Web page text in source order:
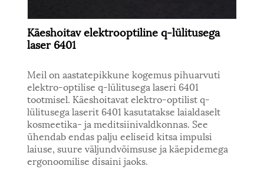
Käeshoitav elektrooptiline q-lülitusega
laser 6401
Meil on aastatepikkune kogemus pihuarvuti
elektro-optilise q-lülitusega laseri 6401
tootmisel. Käeshoitavat elektro-optilist q-
lülitusega laserit 6401 kasutatakse laialdaselt
kosmeetika- ja meditsiinivaldkonnas. See
ühendab endas palju eeliseid kitsa impulsi
laiuse, suure väljundvõimsuse ja käepidemega
ergonoomilise disaini jaoks.